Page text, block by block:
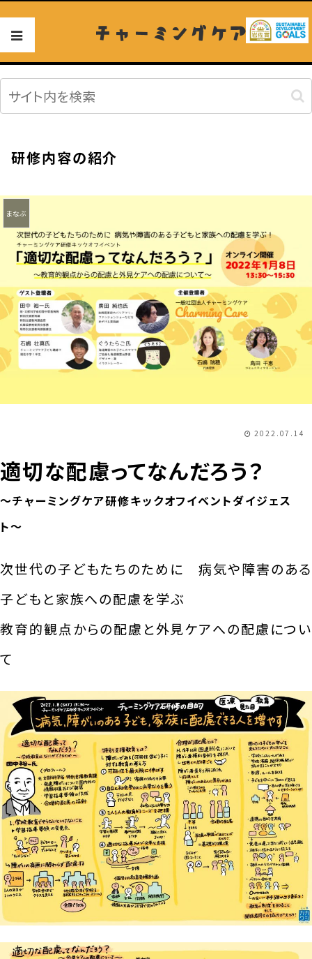
チャーミングケア
研修内容の紹介
まなぶ
2022.07.14
適切な配慮ってなんだろう？
〜チャーミングケア研修キックオフイベントダイジェス
ト〜
次世代の子どもたちのために 病気や障害のある
子どもと家族への配慮を学ぶ
教育的観点からの配慮と外見ケアへの配慮につい
て